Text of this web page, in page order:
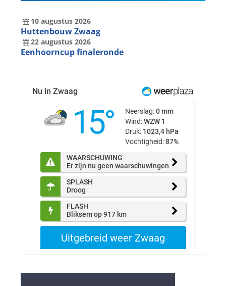
10 augustus 2026
Huttenbouw Zwaag
22 augustus 2026
Eenhoorncup finaleronde